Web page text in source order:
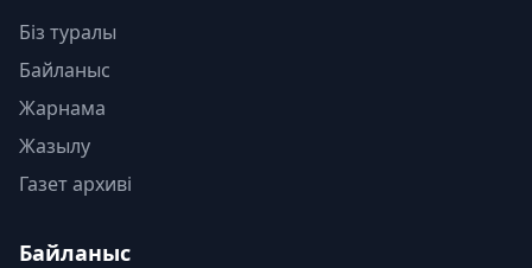
Біз туралы
Байланыс
Жарнама
Жазылу
Газет архиві
Байланыс